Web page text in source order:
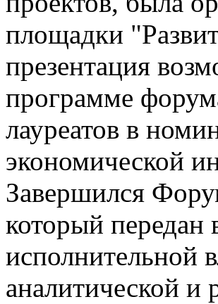
площадки
презентация
программе
лауреатов в
экономической
Завершился
который передан
исполнительной
аналитической и